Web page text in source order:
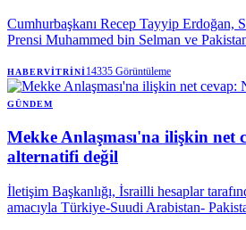
Cumhurbaşkanı Recep Tayyip Erdoğan,
Prensi Muhammed bin Selman ve
HABERVITRINI14335 Görüntüleme
GÜNDEM
Mekke Anlaşması'na ilişkin net
alternatifi değil
İletişim Başkanlığı, İsrailli hesaplar
amacıyla Türkiye-Suudi Arabistan-